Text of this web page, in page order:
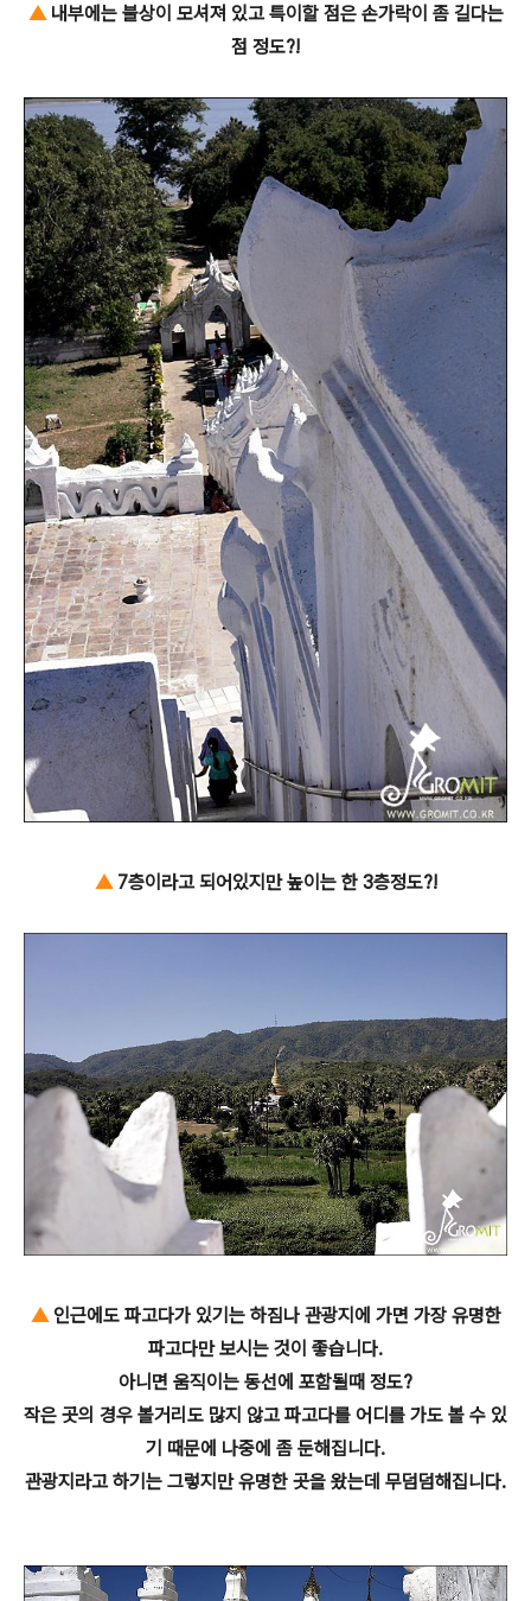
▲ 내부에는 불상이 모셔져 있고 특이할 점은 손가락이 좀 길다는
점 정도?!
▲ 7층이라고 되어있지만 높이는 한 3층정도?!
▲ 인근에도 파고다가 있기는 하짐나 관광지에 가면 가장 유명한
파고다만 보시는 것이 좋습니다.
아니면 움직이는 동선에 포함될때 정도?
작은 곳의 경우 볼거리도 많지 않고 파고다를 어디를 가도 볼 수 있
기 때문에 나중에 좀 둔해집니다.
관광지라고 하기는 그렇지만 유명한 곳을 왔는데 무덤덤해집니다.